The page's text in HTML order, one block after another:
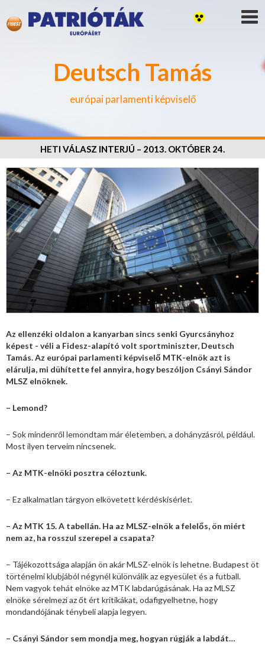
Deutsch Tamás
európai parlamenti képviselő
HETI VÁLASZ INTERJÚ – 2013. OKTÓBER 24.
Az ellenzéki oldalon a kanyarban sincs senki Gyurcsányhoz
képest - véli a Fidesz-alapító volt sportminiszter, Deutsch
Tamás. Az európai parlamenti képviselő MTK-elnök azt is
elárulja, mi dühítette fel annyira, hogy beszóljon Csányi Sándor
MLSZ elnöknek.
– Lemond?
– Sok mindenről lemondtam már életemben, a dohányzásról, például.
Most ilyen terveim nincsenek.
– Az MTK-elnöki posztra céloztunk.
– Ez alkalmatlan tárgyon elkövetett kérdéskísérlet.
– Az MTK 15. A tabellán. Ha az MLSZ-elnök a felelős, ön miért
nem az, ha rosszul szerepel a csapata?
– Tájékozottsága alapján ön akár MLSZ-elnök is lehetne. Budapest öt
történelmi klubjából négynél különválik az egyesület és a futball.
Nem vagyok tehát elnöke az MTK labdarúgásának. Ha az MLSZ
elnöke sérelmezi az őt ért kritikákat, odafigyelhetne, hogy
mondandójának ténybeli alapja legyen.
– Csányi Sándor sem mondja meg, hogyan rúgják a labdát…